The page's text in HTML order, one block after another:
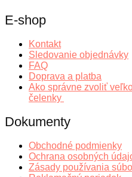
E-shop
Kontakt
Sledovanie objednávky
FAQ
Doprava a platba
Ako správne zvoliť
čelenky
Dokumenty
Obchodné podmienky
Ochrana osobných
Zásady používania